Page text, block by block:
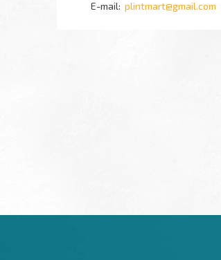
plintmart@gmail.com